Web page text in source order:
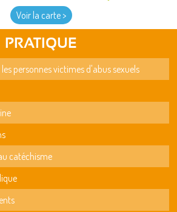
Voir la carte >
PRATIQUE
personnes victimes d'abus sexuels
catéchisme